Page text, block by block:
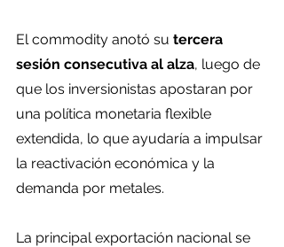
El commodity anotó su tercera
sesión consecutiva al alza, luego de
que los inversionistas apostaran por
una política monetaria flexible
extendida, lo que ayudaría a impulsar
la reactivación económica y la
demanda por metales.
La principal exportación nacional se